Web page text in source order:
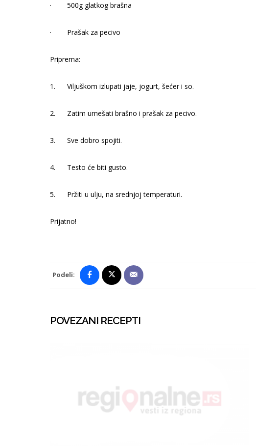
· 500g glatkog brašna
· Prašak za pecivo
Priprema:
1. Viljuškom izlupati jaje, jogurt, šećer i so.
2. Zatim umešati brašno i prašak za pecivo.
3. Sve dobro spojiti.
4. Testo će biti gusto.
5. Pržiti u ulju, na srednjoj temperaturi.
Prijatno!
Podeli:
POVEZANI RECEPTI